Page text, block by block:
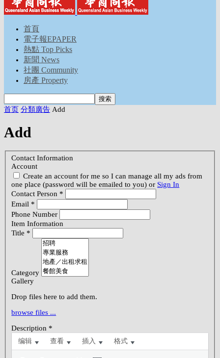
首頁
電子報EPAPER
熱點 Top Picks
新聞 News
社團 Community
房產 Property
首页 分類廣告 Add
Add
Contact Information
Account
Create an account for me so I can manage all my ads from
one place (password will be emailed to you) or Sign In
Contact Person *
Email *
Phone Number
Item Information
Title *
Category
Gallery
Drop files here to add them.
browse files ...
Description *
编辑 查看 插入 格式